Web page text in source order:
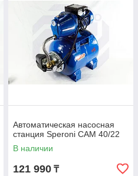
Автоматическая насосная
станция Speroni CAM 40/22
В наличии
121 990 ₸